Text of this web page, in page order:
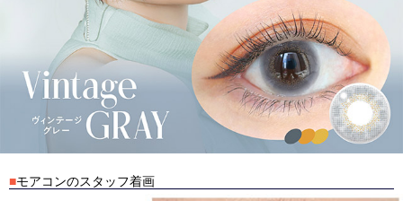
■モアコンのスタッフ着画